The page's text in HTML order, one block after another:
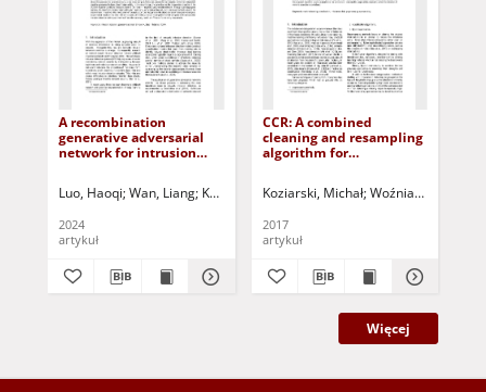
A recombination
generative adversarial
network for intrusion
Luo, Haoqi Wan, Liang Korbicz, Józef (1951- ) - red. Uciński, Dariusz -
2024
artykuł
CCR: A combined
cleaning and resampling
algorithm for
Koziarski, Michał Woźniak, Michał
2017
artykuł
Więcej